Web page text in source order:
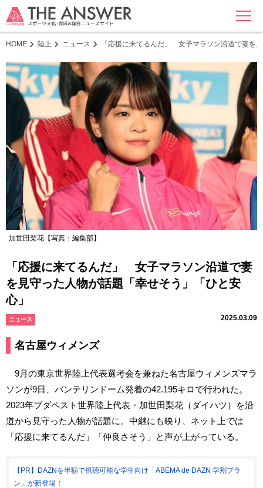
MENU
HOME 陸上 ニュース 「応援に来てるんだ」 女子マラソン沿道で妻を
加世田梨花【写真：編集部】
「応援に来てるんだ」 女子マラソン沿道で妻
を見守った人物が話題「幸せそう」「ひと安
心」
ニュース 2025.03.09
名古屋ウィメンズ
9月の東京世界陸上代表選考会を兼ねた名古屋ウィメンズマラ
ソンが9日、バンテリンドーム発着の42.195キロで行われた。
2023年ブダペスト世界陸上代表・加世田梨花（ダイハツ）を沿
道から見守った人物が話題に。中継にも映り、ネット上では
「応援に来てるんだ」「仲良さそう」と声が上がっている。
【PR】DAZNを半額で視聴可能な学生向け「ABEMA de DAZN 学割プラ
ン」が新登場！